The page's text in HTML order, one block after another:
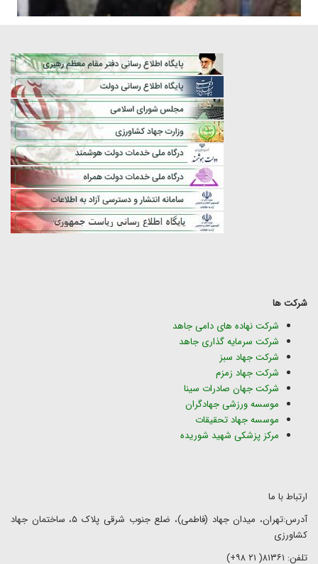
شرکت ها
شرکت نهاده های دامی جاهد
شرکت سرمایه گذاری جاهد
شرکت جهاد سبز
شرکت جهاد زمزم
شرکت جهان صادرات سینا
موسسه ورزشی جهادگران
موسسه جهاد تحقیقات
مرکز پزشکی شهید شوریده
ارتباط با ما
آدرس:تهران، میدان جهاد (فاطمی)، ضلع جنوب شرقی پلاک ۵، ساختمان جهاد
کشاورزی
تلفن: ۸۱۳۶۱( ۲۱ ۹۸+)